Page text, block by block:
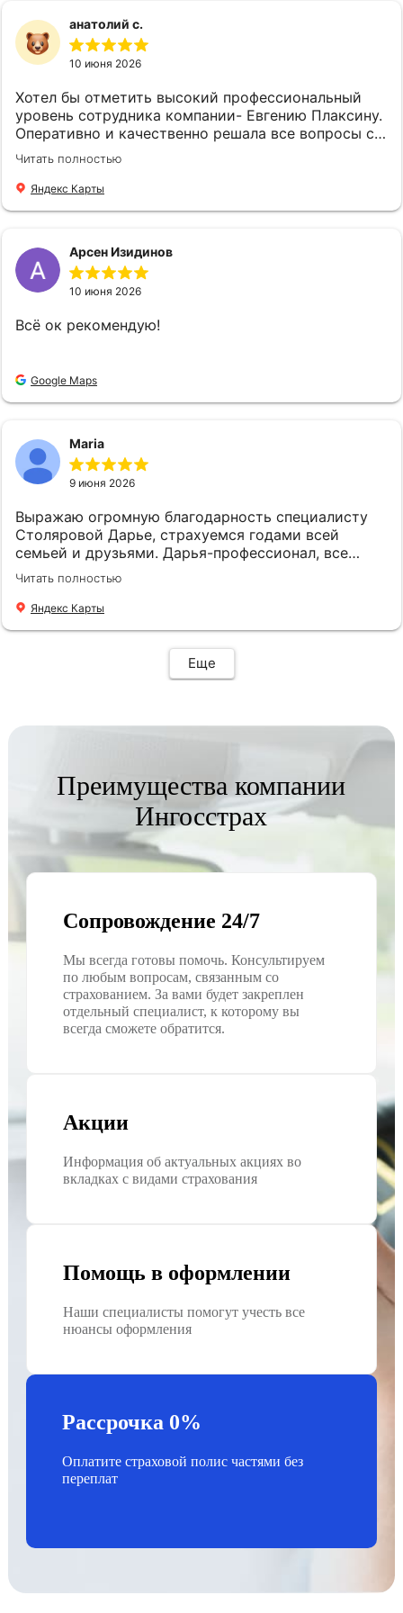
самоотверженность и гуманизм бесценны и
вызывают в душе восхищение, глубокое уважение
и признательность.Всегда очень приятно иметь
Искренне рекомендую Подковалихину Ольгу
Юрьевну всем, кто ищет надёжного и
компетентного партнёра в сфере страхования.
Спасибо вам Ольга Юрьевна за вашу отличную
работу!!! Также выражаю искреннюю
благодарность и признательность всем
сотрудникам компании "Страховой Дом ДБК" за
их слаженную и профессиональную работу! С
анатолий с.
10 июня 2026
Хотел бы отметить высокий профессиональный
уровень сотрудника компании- Евгению Плаксину.
Оперативно и качественно решала все вопросы с
оформлением страхового полиса. Спасибо !
Читать полностью
Яндекс Карты
Арсен Изидинов
10 июня 2026
Всё ок рекомендую!
Google Maps
Maria
9 июня 2026
Выражаю огромную благодарность специалисту
Столяровой Дарье, страхуемся годами всей
семьей и друзьями. Дарья-профессионал, все
подскажет, подберет, посоветует. Рекомендую!
Читать полностью
Яндекс Карты
Еще
Преимущества компании
Ингосстрах
Сопровождение 24/7
Мы всегда готовы помочь. Консультируем
по любым вопросам, связанным со
страхованием. За вами будет закреплен
отдельный специалист, к которому вы
всегда сможете обратится.
Акции
Информация об актуальных акциях во
вкладках с видами страхования
Помощь в оформлении
Наши специалисты помогут учесть все
нюансы оформления
Рассрочка 0%
Оплатите страховой полис частями без
переплат